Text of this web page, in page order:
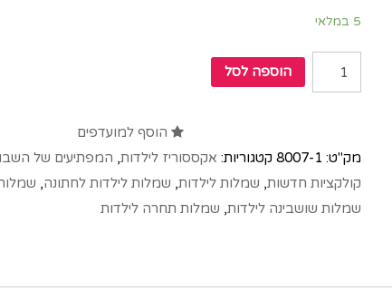
5 במלאי
הוספה לסל
הוסף למועדפים
מק"ט: 8007-1 קטגוריות: אקססוריז לילדות, המפתיעים של
קולקציות חדשות, שמלות לילדות, שמלות לילדות לחתונה,
שמלות שושבינה לילדות, שמלות תחרה לילדות